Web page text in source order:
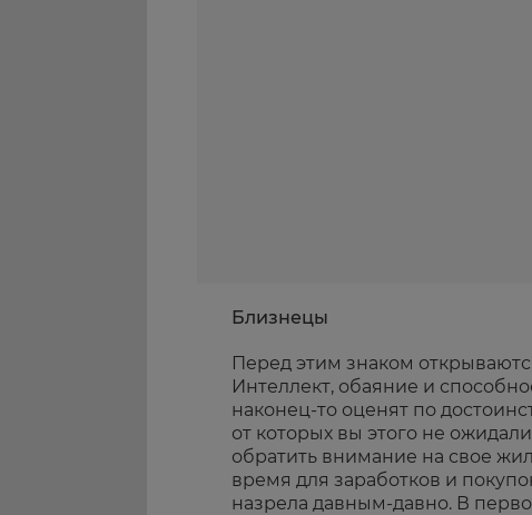
Близнецы
Перед этим знаком
Интеллект, обаяние и
наконец-то оценят по
от которых вы этого не
обратить внимание на свое
время для заработков и
назрела давным-давно. В